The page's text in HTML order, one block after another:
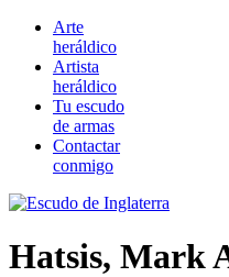
Arte
heráldico
Artista
heráldico
Tu escudo
de armas
Contactar
conmigo
Hatsis, Mark